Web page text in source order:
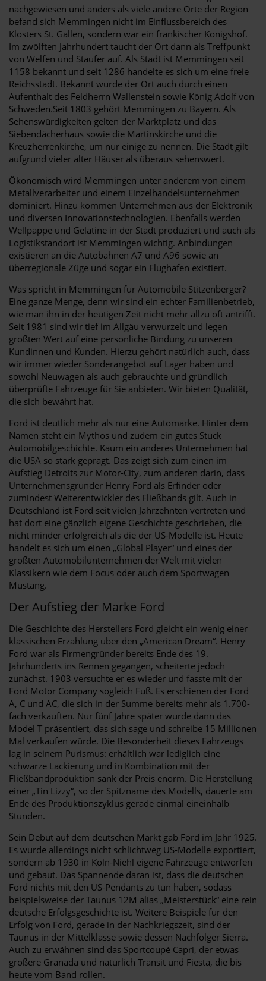
nachgewiesen und anders als viele andere Orte der Region
befand sich Memmingen nicht im Einflussbereich des
Klosters St. Gallen, sondern war ein fränkischer Königshof.
Im zwölften Jahrhundert taucht der Ort dann als Treffpunkt
von Welfen und Staufer auf. Als Stadt ist Memmingen seit
1158 bekannt und seit 1286 handelte es sich um eine freie
Reichsstadt. Bekannt wurde der Ort auch durch einen
Aufenthalt des Feldherrn Wallenstein sowie König Adolf von
Schweden.Seit 1803 gehört Memmingen zu Bayern. Als
Sehenswürdigkeiten gelten der Marktplatz und das
Siebendächerhaus sowie die Martinskirche und die
Kreuzherrenkirche, um nur einige zu nennen. Die Stadt gilt
aufgrund vieler alter Häuser als überaus sehenswert.
Ökonomisch wird Memmingen unter anderem von einem
Metallverarbeiter und einem Einzelhandelsunternehmen
dominiert. Hinzu kommen Unternehmen aus der Elektronik
und diversen Innovationstechnologien. Ebenfalls werden
Wellpappe und Gelatine in der Stadt produziert und auch als
Logistikstandort ist Memmingen wichtig. Anbindungen
existieren an die Autobahnen A7 und A96 sowie an
überregionale Züge und sogar ein Flughafen existiert.
Was spricht in Memmingen für Automobile Stitzenberger?
Eine ganze Menge, denn wir sind ein echter Familienbetrieb,
wie man ihn in der heutigen Zeit nicht mehr allzu oft antrifft.
Seit 1981 sind wir tief im Allgäu verwurzelt und legen
größten Wert auf eine persönliche Bindung zu unseren
Kundinnen und Kunden. Hierzu gehört natürlich auch, dass
wir immer wieder Sonderangebot auf Lager haben und
sowohl Neuwagen als auch gebrauchte und gründlich
überprüfte Fahrzeuge für Sie anbieten. Wir bieten Qualität,
die sich bewährt hat.
Ford ist deutlich mehr als nur eine Automarke. Hinter dem
Namen steht ein Mythos und zudem ein gutes Stück
Automobilgeschichte. Kaum ein anderes Unternehmen hat
die USA so stark geprägt. Das zeigt sich zum einen im
Aufstieg Detroits zur Motor-City, zum anderen darin, dass
Unternehmensgründer Henry Ford als Erfinder oder
zumindest Weiterentwickler des Fließbands gilt. Auch in
Deutschland ist Ford seit vielen Jahrzehnten vertreten und
hat dort eine gänzlich eigene Geschichte geschrieben, die
nicht minder erfolgreich als die der US-Modelle ist. Heute
handelt es sich um einen „Global Player“ und eines der
größten Automobilunternehmen der Welt mit vielen
Klassikern wie dem Focus oder auch dem Sportwagen
Mustang.
Der Aufstieg der Marke Ford
Die Geschichte des Herstellers Ford gleicht ein wenig einer
klassischen Erzählung über den „American Dream“. Henry
Ford war als Firmengründer bereits Ende des 19.
Jahrhunderts ins Rennen gegangen, scheiterte jedoch
zunächst. 1903 versuchte er es wieder und fasste mit der
Ford Motor Company sogleich Fuß. Es erschienen der Ford
A, C und AC, die sich in der Summe bereits mehr als 1.700-
fach verkauften. Nur fünf Jahre später wurde dann das
Model T präsentiert, das sich sage und schreibe 15 Millionen
Mal verkaufen würde. Die Besonderheit dieses Fahrzeugs
lag in seinem Purismus: erhältlich war lediglich eine
schwarze Lackierung und in Kombination mit der
Fließbandproduktion sank der Preis enorm. Die Herstellung
einer „Tin Lizzy“, so der Spitzname des Modells, dauerte am
Ende des Produktionszyklus gerade einmal eineinhalb
Stunden.
Sein Debüt auf dem deutschen Markt gab Ford im Jahr 1925.
Es wurde allerdings nicht schlichtweg US-Modelle exportiert,
sondern ab 1930 in Köln-Niehl eigene Fahrzeuge entworfen
und gebaut. Das Spannende daran ist, dass die deutschen
Ford nichts mit den US-Pendants zu tun haben, sodass
beispielsweise der Taunus 12M alias „Meisterstück“ eine rein
deutsche Erfolgsgeschichte ist. Weitere Beispiele für den
Erfolg von Ford, gerade in der Nachkriegszeit, sind der
Taunus in der Mittelklasse sowie dessen Nachfolger Sierra.
Auch zu erwähnen sind das Sportcoupé Capri, der etwas
größere Granada und natürlich Transit und Fiesta, die bis
heute vom Band rollen.